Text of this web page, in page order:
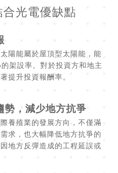
光電優缺點
陽能屬於屋頂型太陽能，能
架設率。對於投資方和地主
提升投資報酬率。
勢，減少地方抗爭
養殖業的發展方向，不僅滿
求，也大幅降低地方抗爭的
地方反彈造成的工程延誤或